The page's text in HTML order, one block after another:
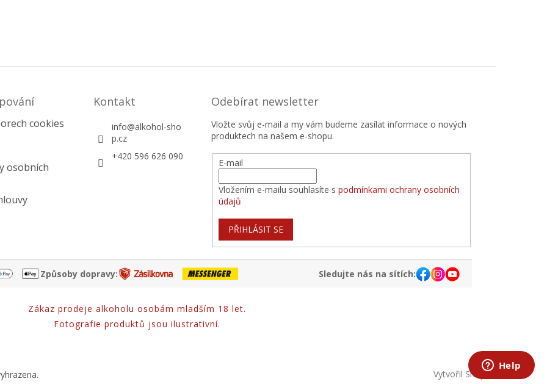
cookies
osobních
Kontakt
info@alkohol-sho
p.cz
+420 596 626 090
Odebírat newsletter
Vložte svůj e-mail a my vám budeme zasílat informace o nových
produktech na našem e-shopu.
E-mail
Vložením e-mailu souhlasíte spodmínkami ochrany osobních
údajů
PŘIHLÁSIT SE
Způsoby dopravy: Sledujte nás na sítích:
Zákaz prodeje alkoholu osobám mladším 18 let.
Fotografie produktů jsou ilustrativní.
Vytvořil Shoptet